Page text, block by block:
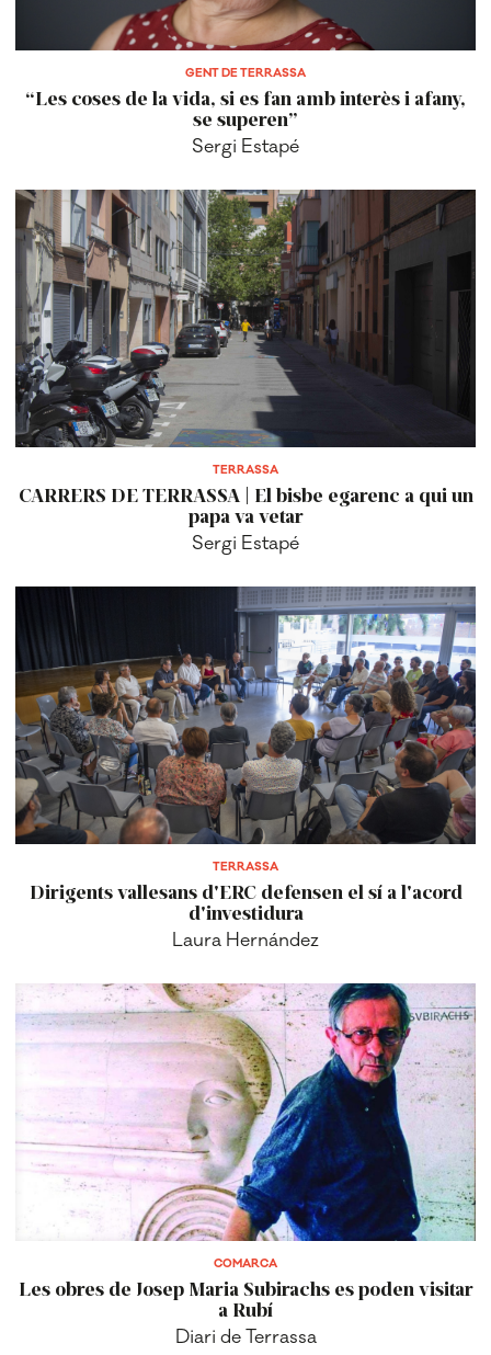
GENT DE TERRASSA
“Les coses de la vida, si es fan amb interès i afany,
se superen”
Sergi Estapé
TERRASSA
CARRERS DE TERRASSA | El bisbe egarenc a qui un
papa va vetar
Sergi Estapé
TERRASSA
Dirigents vallesans d'ERC defensen el sí a l'acord
d'investidura
Laura Hernández
COMARCA
Les obres de Josep Maria Subirachs es poden visitar
a Rubí
Diari de Terrassa